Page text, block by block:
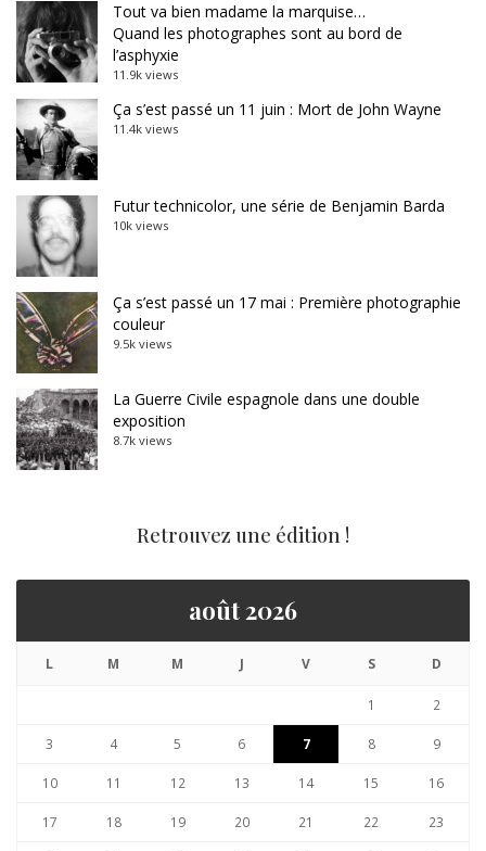
Tout va bien madame la marquise…
Quand les photographes sont au bord de
l’asphyxie
11.9k views
Ça s’est passé un 11 juin : Mort de John Wayne
11.4k views
Futur technicolor, une série de Benjamin Barda
10k views
Ça s’est passé un 17 mai : Première photographie
couleur
9.5k views
La Guerre Civile espagnole dans une double
exposition
8.7k views
Retrouvez une édition !
août 2026
L M M J V S D
1 2
3 4 5 6 7 8 9
10 11 12 13 14 15 16
17 18 19 20 21 22 23